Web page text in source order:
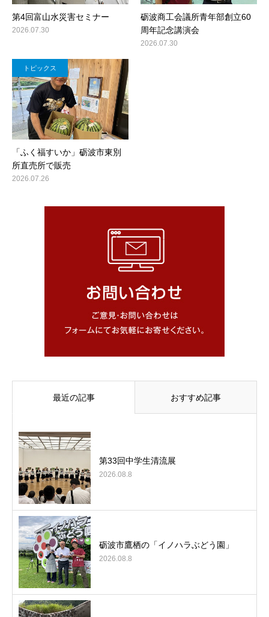
第4回富山水災害セミナー
2026.07.30
砺波商工会議所青年部創立60
周年記念講演会
2026.07.30
トピックス
「ふく福すいか」砺波市東別
所直売所で販売
2026.07.26
最近の記事 おすすめ記事
第33回中学生清流展
2026.08.8
砺波市鷹栖の「イノハラぶどう園」
2026.08.8